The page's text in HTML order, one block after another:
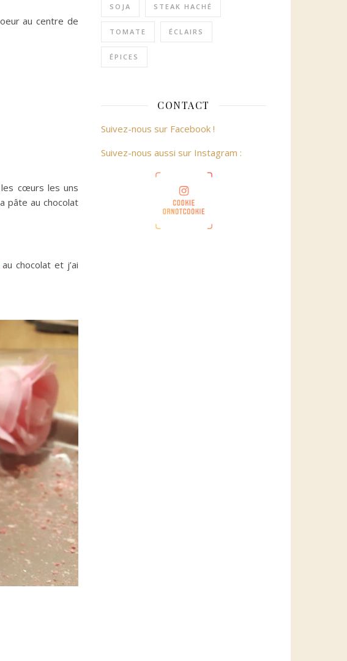
au centre de
cœurs les uns
pâte au chocolat
au chocolat et j’ai
SOJA STEAK HACHÉ
TOMATE ÉCLAIRS
ÉPICES
CONTACT
Suivez-nous sur Facebook !
Suivez-nous aussi sur Instagram :